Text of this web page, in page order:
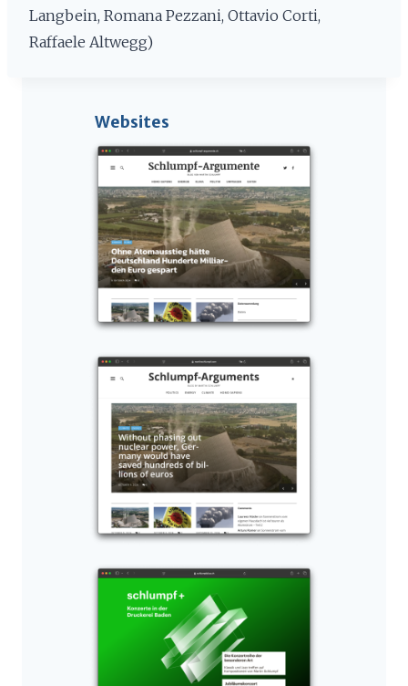
Langbein, Romana Pezzani, Ottavio Corti,
Raffaele Altwegg)
Websites